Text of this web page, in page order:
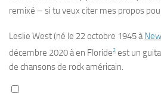
remixé – si tu veux citer mes propos
Leslie West(né le 22 octobre 1945à
décembre 2020 à en Floride2 est un
de chansons de rock américain.